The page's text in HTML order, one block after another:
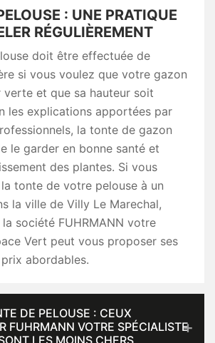
: UNE PRATIQUE
RÉGULIÈREMENT
doit être effectuée de
si vous voulez que votre gazon
verte et que sa hauteur soit
les explications apportées par
la tonte de gazon
le garder en bonne santé et
des plantes. Si vous
tonte de votre pelouse à un
la ville de Villy Le Marechal,
société FUHRMANN votre
Vert peut vous proposer ses
abordables.
DE PELOUSE : CEUX
FUHRMANN VOTRE SPÉCIALISTE
LES MOINS CHERS